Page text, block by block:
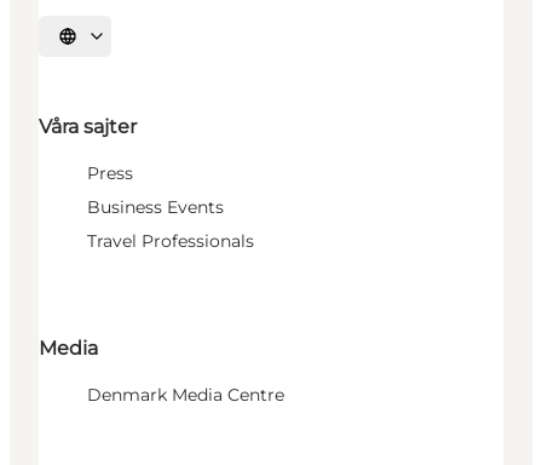
Välj språk
Våra sajter
Press
Business Events
Travel Professionals
Media
Denmark Media Centre